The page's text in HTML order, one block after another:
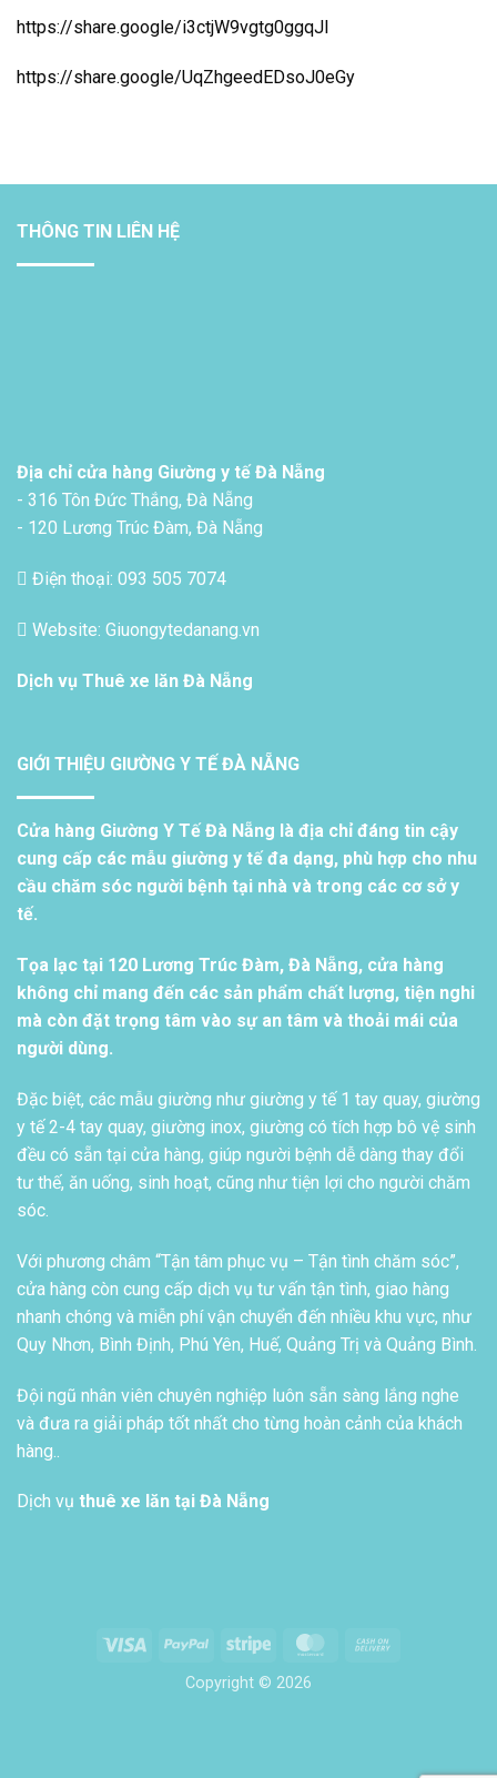
https://share.google/i3ctjW9vgtg0ggqJl
https://share.google/UqZhgeedEDsoJ0eGy
THÔNG TIN LIÊN HỆ
Địa chỉ cửa hàng Giường y tế Đà Nẵng
- 316 Tôn Đức Thắng, Đà Nẵng
- 120 Lương Trúc Đàm, Đà Nẵng
Điện thoại: 093 505 7074
Website: Giuongytedanang.vn
Dịch vụ Thuê xe lăn Đà Nẵng
GIỚI THIỆU GIƯỜNG Y TẾ ĐÀ NẴNG
Cửa hàng Giường Y Tế Đà Nẵng là địa chỉ đáng tin cậy
cung cấp các mẫu giường y tế đa dạng, phù hợp cho nhu
cầu chăm sóc người bệnh tại nhà và trong các cơ sở y
tế.
Tọa lạc tại 120 Lương Trúc Đàm, Đà Nẵng, cửa hàng
không chỉ mang đến các sản phẩm chất lượng, tiện nghi
mà còn đặt trọng tâm vào sự an tâm và thoải mái của
người dùng.
Đặc biệt, các mẫu giường như giường y tế 1 tay quay, giường
y tế 2-4 tay quay, giường inox, giường có tích hợp bô vệ sinh
đều có sẵn tại cửa hàng, giúp người bệnh dễ dàng thay đổi
tư thế, ăn uống, sinh hoạt, cũng như tiện lợi cho người chăm
sóc.
Với phương châm “Tận tâm phục vụ – Tận tình chăm sóc”,
cửa hàng còn cung cấp dịch vụ tư vấn tận tình, giao hàng
nhanh chóng và miễn phí vận chuyển đến nhiều khu vực, như
Quy Nhơn, Bình Định, Phú Yên, Huế, Quảng Trị và Quảng Bình.
Đội ngũ nhân viên chuyên nghiệp luôn sẵn sàng lắng nghe
và đưa ra giải pháp tốt nhất cho từng hoàn cảnh của khách
hàng..
Dịch vụ thuê xe lăn tại Đà Nẵng
Visa PayPal Stripe MasterCard
Copyright © 2026